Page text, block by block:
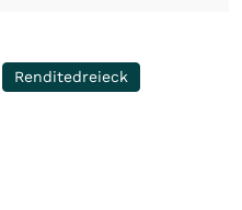
Renditedreieck